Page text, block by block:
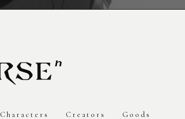
Characters Creators Goods